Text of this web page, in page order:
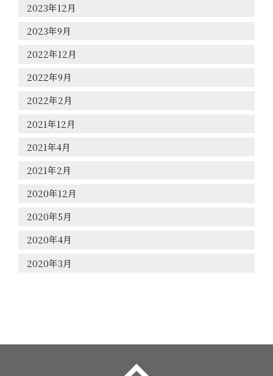
2023年12月
2023年9月
2022年12月
2022年9月
2022年2月
2021年12月
2021年4月
2021年2月
2020年12月
2020年5月
2020年4月
2020年3月